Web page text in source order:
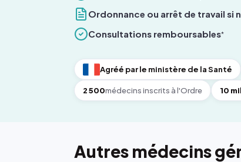
Ordonnance ou arrêt de travail si
Consultations remboursables*
Agréé par le ministère de la Santé
2 500médecins inscrits à l'Ordre 10
Autres médecins